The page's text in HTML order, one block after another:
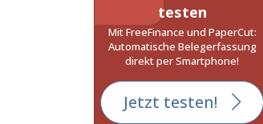
testen
Mit FreeFinance und PaperCut:
Automatische Belegerfassung
direkt per Smartphone!
Jetzt testen!